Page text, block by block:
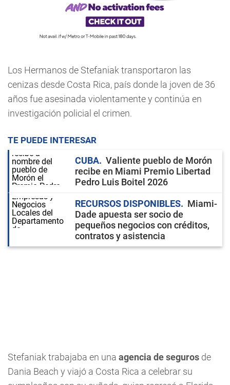
Los Hermanos de Stefaniak transportaron las
cenizas desde Costa Rica, país donde la joven de 36
años fue asesinada violentamente y continúa en
investigación policial el crimen.
TE PUEDE INTERESAR
CUBA
Valiente pueblo de Morón
recibe en Miami Premio Libertad
Pedro Luis Boitel 2026
RECURSOS DISPONIBLES
Miami-
Dade apuesta ser socio de
pequeños negocios con créditos,
contratos y asistencia
Stefaniak trabajaba en una agencia de seguros de
Dania Beach y viajó a Costa Rica a celebrar su